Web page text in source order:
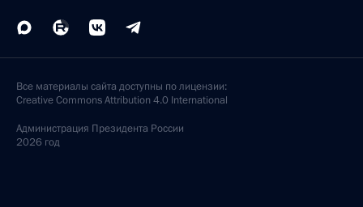
Все материалы сайта доступны по лицензии:
Creative Commons Attribution 4.0 International
Администрация Президента России
2026 год